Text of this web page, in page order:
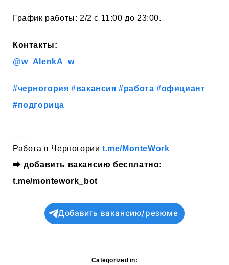
График работы: 2/2 с 11:00 до 23:00.
Контакты:
@w_AlenkA_w
#черногория #вакансия #работа #официант
#подгорица
Работа в Черногории t.me/MonteWork
⮕добавить вакансию бесплатно:
t.me/montework_bot
Добавить вакансию/резюме
Categorized in: